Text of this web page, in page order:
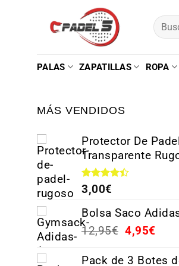
PALAS ZAPATILLAS ROPA
MÁS VENDIDOS
Protector De
Transparente
Valorado
con 4.38
3,00€
Bolsa Saco
12,95€ 4,95€
Pack de 3 Botes